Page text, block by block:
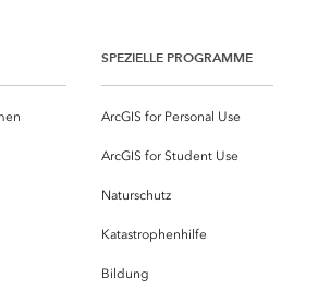
SPEZIELLE PROGRAMME
ArcGIS for Personal Use
ArcGIS for Student Use
Naturschutz
Katastrophenhilfe
Bildung